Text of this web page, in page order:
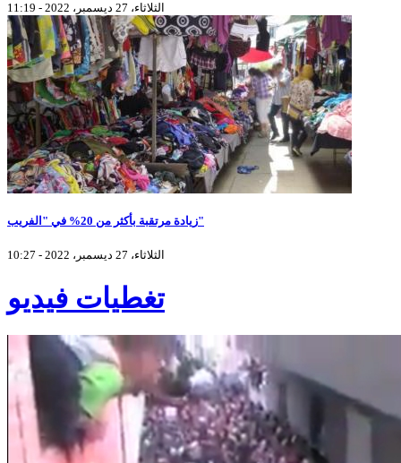
الثلاثاء، 27 ديسمبر، 2022 - 11:19
زيادة مرتقبة بأكثر من 20% في "الفريب"
الثلاثاء، 27 ديسمبر، 2022 - 10:27
تغطيات فيديو